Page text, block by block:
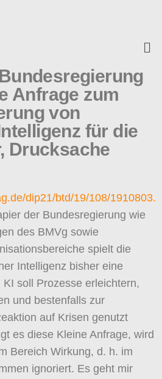
Anfrage zum
von
für die
Drucksache
dip21/btd/19/108/1910803.
der Bundesregierung wie
des BMVg sowie
spielt die
Intelligenz bisher eine
soll Prozesse erleichtern,
und bestenfalls zur
auf Krisen genutzt
es diese Kleine Anfrage, wird
Bereich Wirkung, d. h. im
ignoriert. Es geht mir